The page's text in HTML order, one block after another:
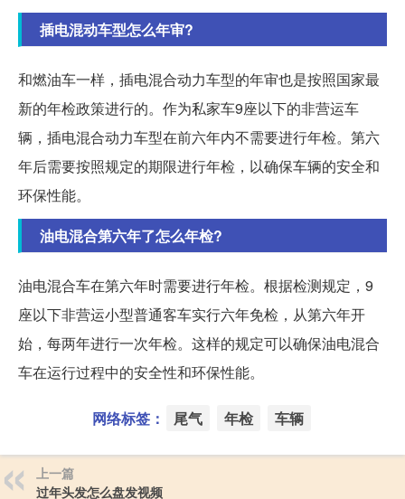
插电混动车型怎么年审?
和燃油车一样，插电混合动力车型的年审也是按照国家最
新的年检政策进行的。作为私家车9座以下的非营运车
辆，插电混合动力车型在前六年内不需要进行年检。第六
年后需要按照规定的期限进行年检，以确保车辆的安全和
环保性能。
油电混合第六年了怎么年检?
油电混合车在第六年时需要进行年检。根据检测规定，9
座以下非营运小型普通客车实行六年免检，从第六年开
始，每两年进行一次年检。这样的规定可以确保油电混合
车在运行过程中的安全性和环保性能。
网络标签： 尾气 年检 车辆
上一篇
过年头发怎么盘发视频